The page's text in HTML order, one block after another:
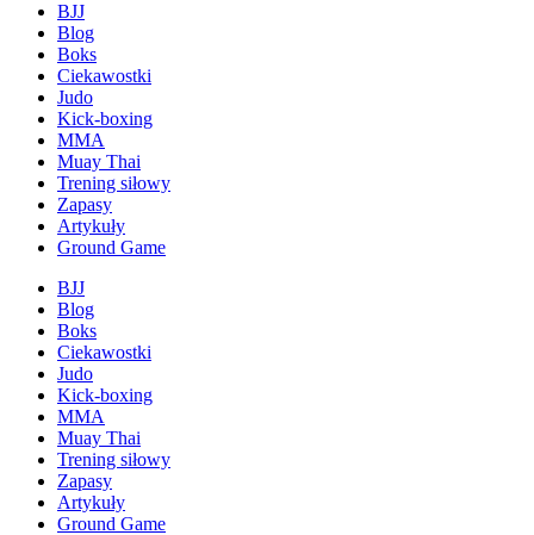
BJJ
Blog
Boks
Ciekawostki
Judo
Kick-boxing
MMA
Muay Thai
Trening siłowy
Zapasy
Artykuły
Ground Game
BJJ
Blog
Boks
Ciekawostki
Judo
Kick-boxing
MMA
Muay Thai
Trening siłowy
Zapasy
Artykuły
Ground Game